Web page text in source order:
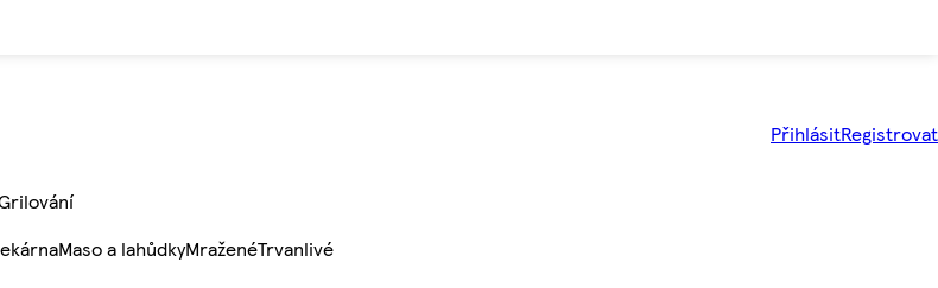
PřihlásitRegistrovat
Maso a lahůdkyMraženéTrvanlivé